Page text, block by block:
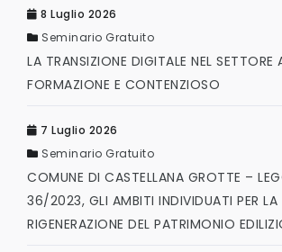
8 Luglio 2026
Seminario Gratuito
LA TRANSIZIONE DIGITALE NEL SETTORE
FORMAZIONE E CONTENZIOSO
7 Luglio 2026
Seminario Gratuito
COMUNE DI CASTELLANA GROTTE –
36/2023, GLI AMBITI INDIVIDUATI PER LA
RIGENERAZIONE DEL PATRIMONIO